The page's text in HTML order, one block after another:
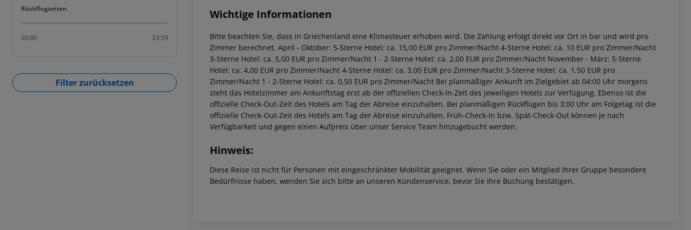
Rückflugzeiten
Rückflugzeiten
00:00 23:59
Filter zurücksetzen
Wichtige Informationen
Bitte beachten Sie, dass in Griechenland eine Klimasteuer erhoben wird. Die Zahlung erfolgt direkt vor Ort in bar und wird pro
Zimmer berechnet. April - Oktober: 5-Sterne Hotel: ca. 15,00 EUR pro Zimmer/Nacht 4-Sterne Hotel: ca. 10 EUR pro Zimmer/Nacht
3-Sterne Hotel: ca. 5,00 EUR pro Zimmer/Nacht 1 - 2-Sterne Hotel: ca. 2,00 EUR pro Zimmer/Nacht November - März: 5-Sterne
Hotel: ca. 4,00 EUR pro Zimmer/Nacht 4-Sterne Hotel: ca. 3,00 EUR pro Zimmer/Nacht 3-Sterne Hotel: ca. 1,50 EUR pro
Zimmer/Nacht 1 - 2-Sterne Hotel: ca. 0,50 EUR pro Zimmer/Nacht Bei planmäßiger Ankunft im Zielgebiet ab 04:00 Uhr morgens
steht das Hotelzimmer am Ankunftstag erst ab der offiziellen Check-In-Zeit des jeweiligen Hotels zur Verfügung. Ebenso ist die
offizielle Check-Out-Zeit des Hotels am Tag der Abreise einzuhalten. Bei planmäßigen Rückflügen bis 3:00 Uhr am Folgetag ist die
offizielle Check-Out-Zeit des Hotels am Tag der Abreise einzuhalten. Früh-Check-In bzw. Spät-Check-Out können je nach
Verfügbarkeit und gegen einen Aufpreis über unser Service Team hinzugebucht werden.
Hinweis:
Diese Reise ist nicht für Personen mit eingeschränkter Mobilität geeignet. Wenn Sie oder ein Mitglied Ihrer Gruppe besondere
Bedürfnisse haben, wenden Sie sich bitte an unseren Kundenservice, bevor Sie Ihre Buchung bestätigen.